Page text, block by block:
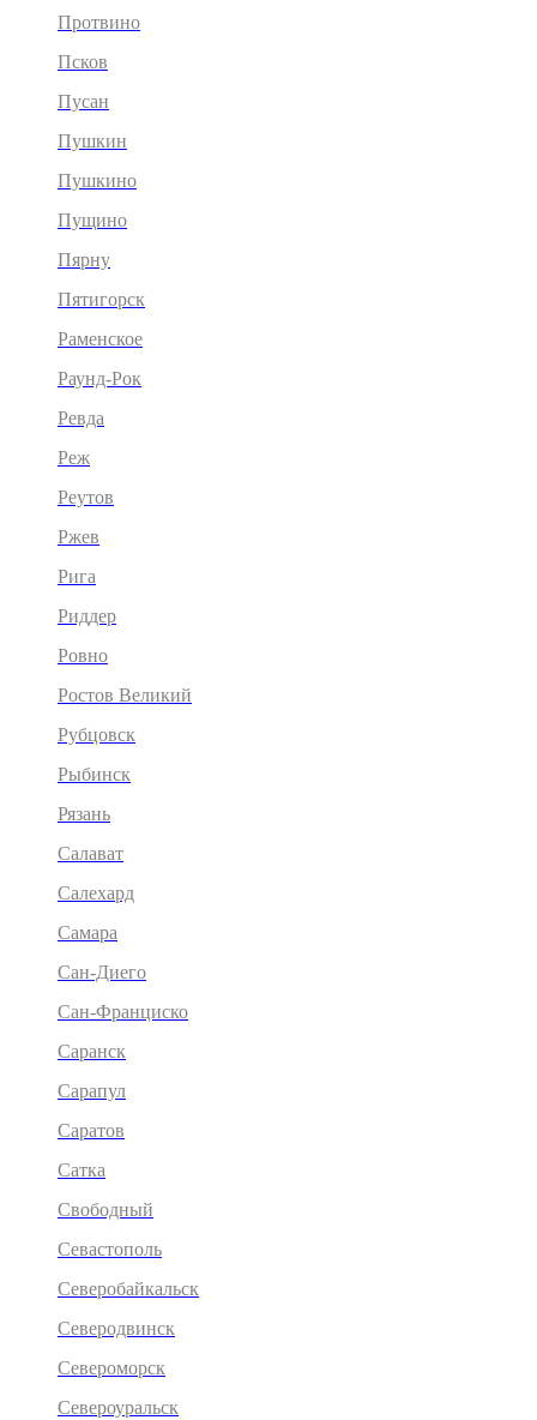
Протвино
Псков
Пусан
Пушкин
Пушкино
Пущино
Пярну
Пятигорск
Раменское
Раунд-Рок
Ревда
Реж
Реутов
Ржев
Рига
Риддер
Ровно
Ростов Великий
Рубцовск
Рыбинск
Рязань
Салават
Салехард
Самара
Сан-Диего
Сан-Франциско
Саранск
Сарапул
Саратов
Сатка
Свободный
Севастополь
Северобайкальск
Северодвинск
Североморск
Североуральск